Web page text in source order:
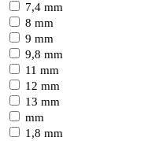
7,4 mm
8 mm
9 mm
9,8 mm
11 mm
12 mm
13 mm
mm
1,8 mm